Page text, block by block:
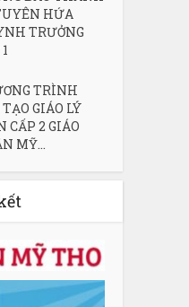
HỨA
TRƯỞNG
TRÌNH
GIÁO LÝ
CẤP 2 GIÁO
MỸ...